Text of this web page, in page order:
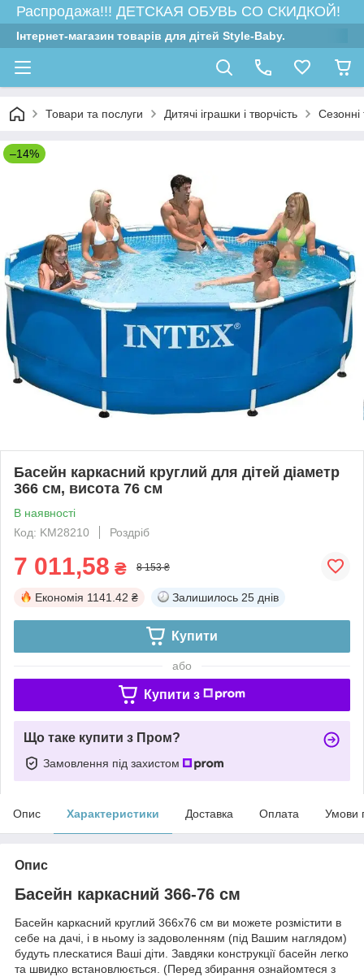
Распродажа!!! ДЕТСКАЯ ОБУВЬ СО СКИДКОЙ!
Інтернет-магазин товарів для дітей Style-Baby.
Товари та послуги Дитячі іграшки і творчість Сезонні
–14%
Басейн каркасний круглий для дітей діаметр
366 см, висота 76 см
В наявності
Код: KM28210
Роздріб
7 011,58 ₴ 8 153 ₴
Економія 1141.42 ₴ Залишилось 25 днів
Купити
або
Купити з
Що таке купити з Пром?
Замовлення під захистом
Опис Характеристики Доставка Оплата Умови
Опис
Басейн каркасний 366-76 см
Басейн каркасний круглий 366х76 см ви можете розмістити в
себе на дачі, і в ньому із задоволенням (під Вашим наглядом)
будуть плескатися Ваші діти. Завдяки конструкції басейн легко
та швидко встановлюється. (Перед збирання ознайомтеся з